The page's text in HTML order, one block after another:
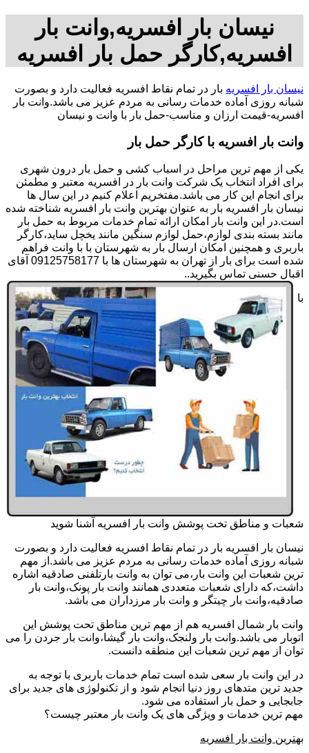
نیسان بار افسریه,وانت بار
افسریه,کارگر حمل بار افسریه
نیسان بار افسریه بار در تمام نقاط افسریه فعالیت دارد و بصورت
شبانه روزی آماده خدمات رسانی به مردم عزیز می باشد.وانت بار
افسریه-قیمت ارزان و مناسب-حمل بار با وانت و نیسان
وانت بار افسریه با کارگر حمل بار
یکی از مهم ترین مراحل در اسباب کشی و حمل بار درون شهری
برای افراد انتخاب یک شرکت وانت بار در افسریه معتبر و مطمئن
برای انجام این کار می باشد.مفتخریم اعلام کنیم در این سال ها
نیسان بار افسریه بار به عنوان بهترین وانت بار افسریه شناخته شده
است.در این وانت بار امکان ارائه تمام خدمات مربوط به حمل بار
مانند بسته بندی لوازم،حمل لوازم سنگین مانند یخچل ساید،کارگر
باربری و همچنین امکان ارسال بار به شهرستان با با وانت فراهم
شده است برای بار از تهران به شهرستان ها با 09125758177 آقای
اقبال حسنی تماس بگیرید..
با
شعبات و مناطق تخت پوشش وانت بار افسریه آشنا شوید
نیسان بار افسریه بار در تمام نقاط افسریه فعالیت دارد و بصورت
شبانه روزی آماده خدمات رسانی به مردم عزیز می باشد.از مهم
ترین شعبات این وانت بار،می توان به وانت بارتلفنی صادقیه اشاره
داشت،که دارای شعبات متعددی همانند وانت بار پونک،وانت بار
صادقیه،وانت بار چیتگر و وانت بار مرزداران می باشد.
وانت بار شمال افسریه هم از مهم ترین مناطق تحت پوشش این
اتوبار می باشد.وانت بار ولنجک،وانت بار گیشا،وانت بار جردن را می
توان از مهم ترین شعبات این منطقه دانست.
در این وانت بار سعی شده است تمام خدمات باربری با توجه به
جدید ترین متدهای روز دنیا انجام شود و از تکنولوژی های جدید برای
جابجایی و حمل بار استفاده می شود.
مهم ترین خدمات و ویژگی های یک وانت بار معتبر چیست؟
بهترین وانت بار افسریه